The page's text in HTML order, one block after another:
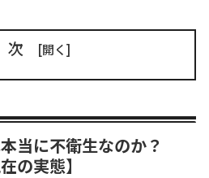
次
当に不衛生なのか？
の実態】